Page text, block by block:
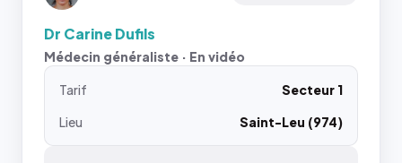
Dr Carine Dufils
Médecin généraliste · En vidéo
Tarif
Secteur 1
Lieu
Saint-Leu (974)